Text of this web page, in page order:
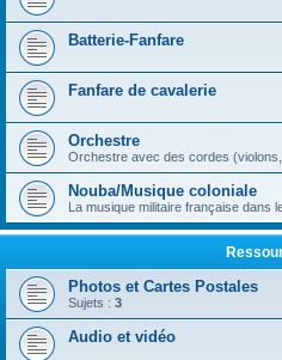
Batterie-Fanfare
Fanfare de cavalerie
Orchestre
Orchestre avec des cordes
Nouba/Musique coloniale
La musique militaire française dans
Photos et Cartes Postales
Sujets : 3
Audio et vidéo